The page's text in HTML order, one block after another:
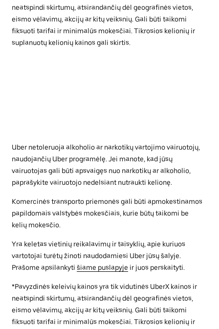
neatspindi skirtumų, atsirandančių dėl geografinės vietos,
eismo vėlavimų, akcijų ar kitų veiksnių. Gali būti taikomi
fiksuoti tarifai ir minimalūs mokesčiai. Tikrosios kelionių ir
suplanuotų kelionių kainos gali skirtis.
Uber netoleruoja alkoholio ar narkotikų vartojimo vairuotojų,
naudojančių Uber programėlę. Jei manote, kad jūsų
vairuotojas gali būti apsvaigęs nuo narkotikų ar alkoholio,
paprašykite vairuotojo nedelsiant nutraukti kelionę.
Komercinės transporto priemonės gali būti apmokestinamos
papildomais valstybės mokesčiais, kurie būtų taikomi be
kelių mokesčio.
Yra keletas vietinių reikalavimų ir taisyklių, apie kuriuos
vartotojai turėtų žinoti naudodamiesi Uber jūsų šalyje.
Prašome apsilankyti šiame puslapyje ir juos perskaityti.
*Pavyzdinės keleivių kainos yra tik vidutinės UberX kainos ir
neatspindi skirtumų, atsirandančių dėl geografinės vietos,
eismo vėlavimų, akcijų ar kitų veiksnių. Gali būti taikomi
fiksuoti tarifai ir minimalūs mokesčiai. Tikrosios kelionių ir